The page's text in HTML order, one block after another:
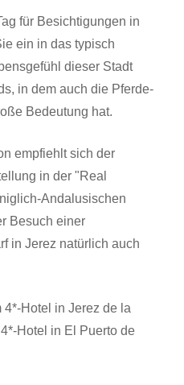
für Besichtigungen in
ein in das typisch
dieser Stadt
in dem auch die Pferde-
Bedeutung hat.
empfiehlt sich der
in der "Real
Andalusischen
Besuch einer
in Jerez natürlich auch
4*-Hotel in Jerez de la
Hotel in El Puerto de